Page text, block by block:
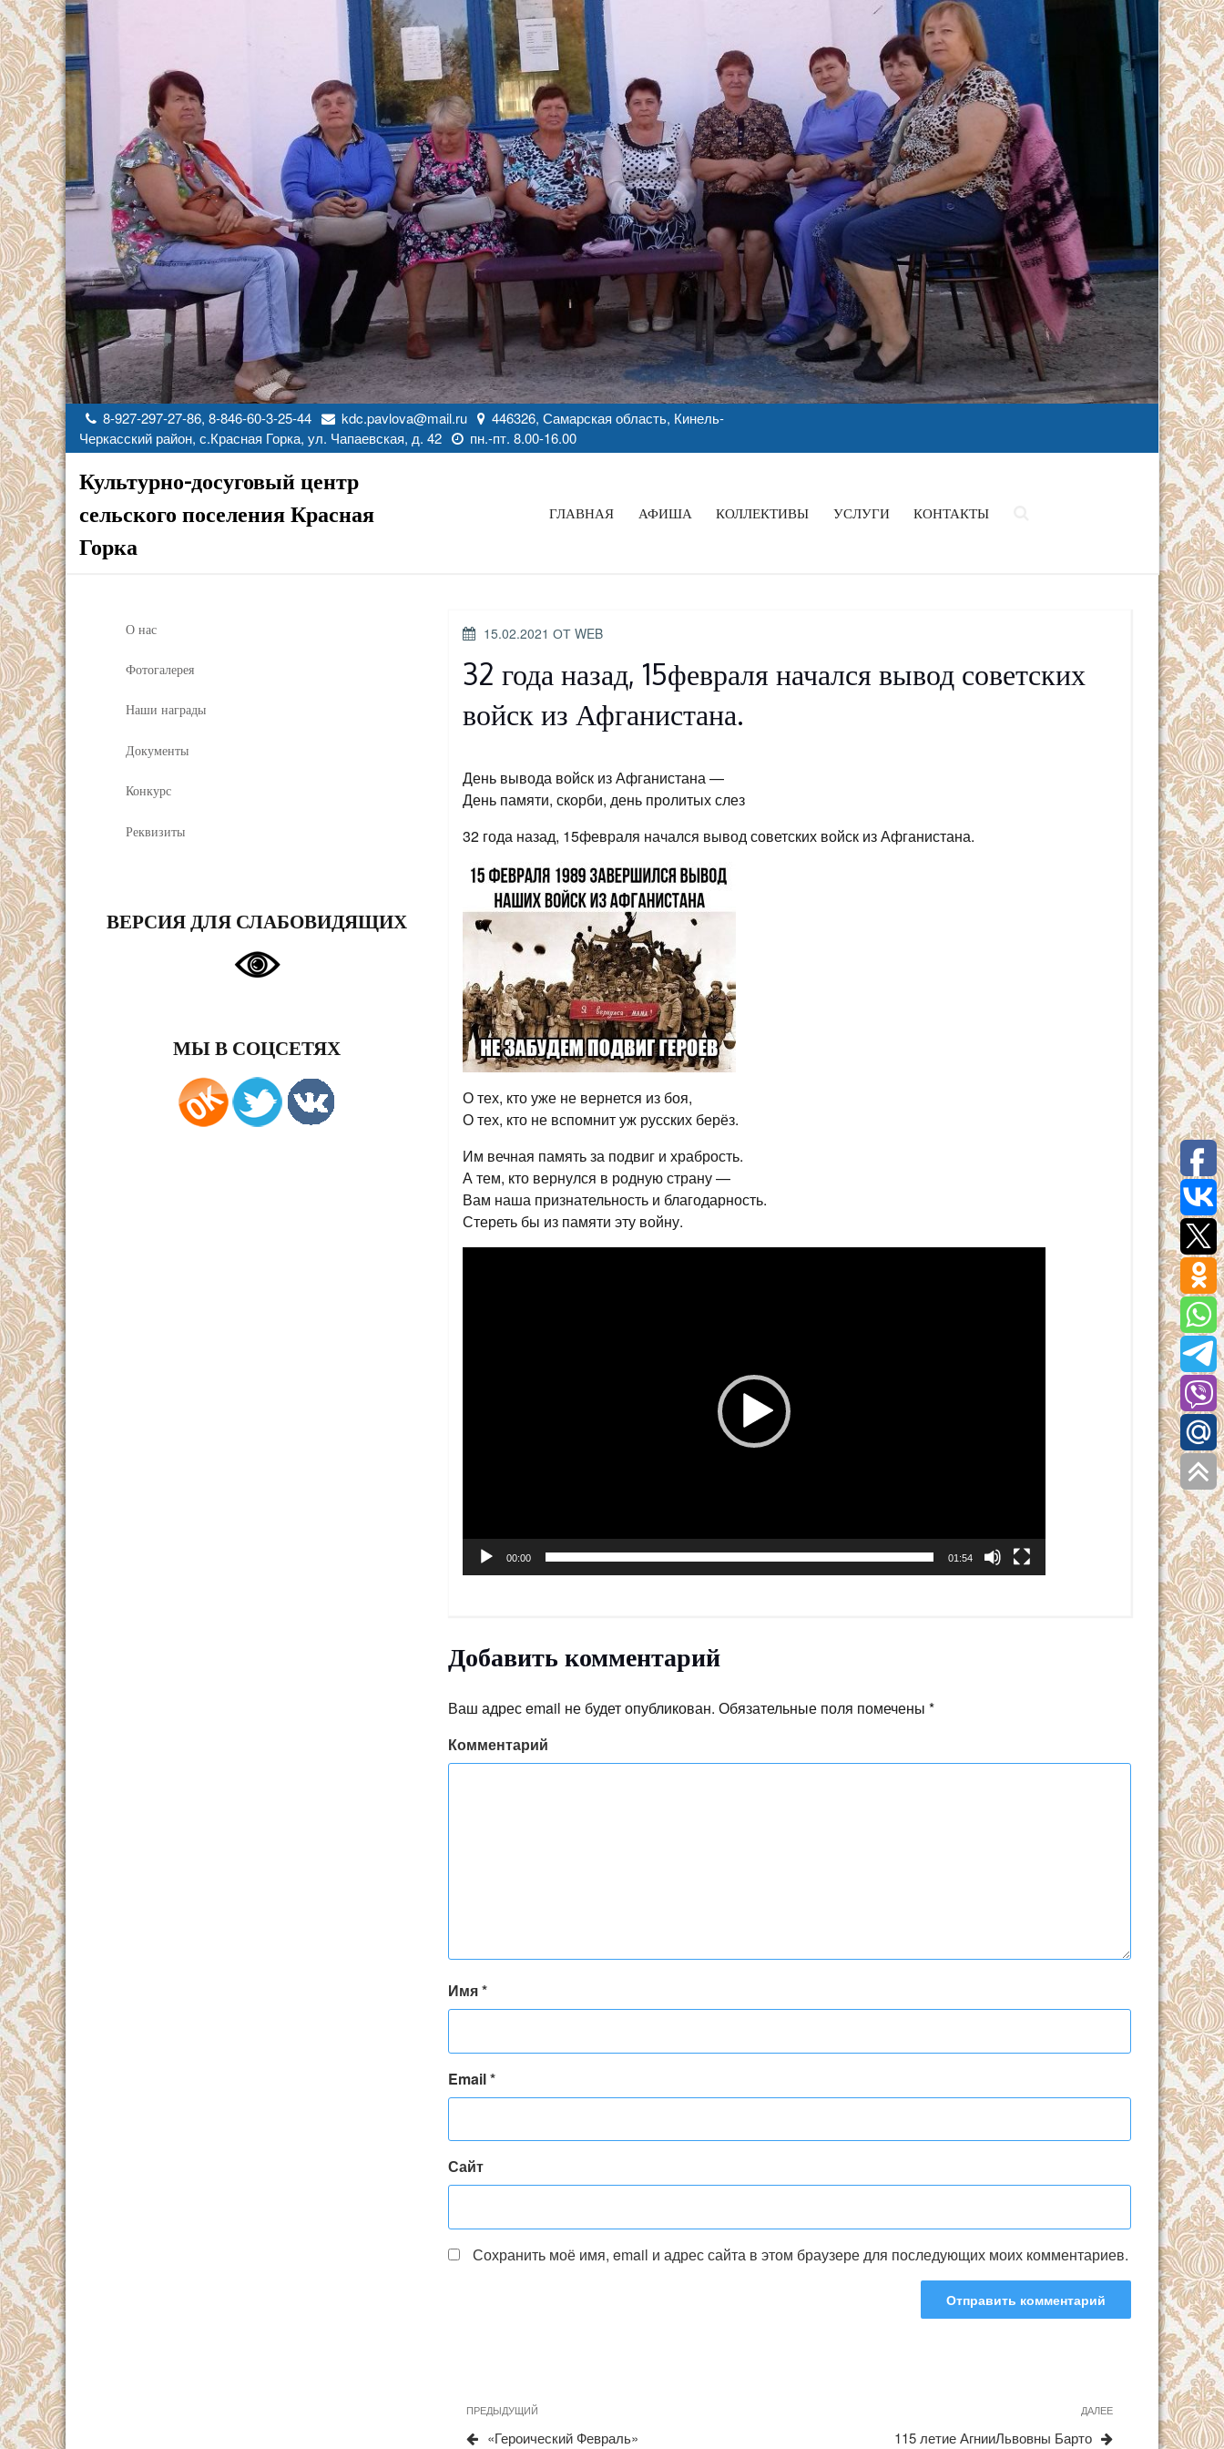
Перейти
к
содержимому
8-927-297-27-86, 8-846-60-3-25-44 kdc.pavlova@mail.ru
446326, Самарская область, Кинель-
Черкасский район, с.Красная Горка, ул. Чапаевская, д. 42
пн.-пт. 8.00-16.00
Культурно-досуговый центр
сельского поселения Красная
Горка
ГЛАВНАЯ АФИША КОЛЛЕКТИВЫ УСЛУГИ КОНТАКТЫ
О нас
Фотогалерея
Наши награды
Документы
Конкурс
Реквизиты
ВЕРСИЯ ДЛЯ СЛАБОВИДЯЩИХ
МЫ В СОЦСЕТЯХ
ОПУБЛИКОВАНО
15.02.2021 ОТ WEB
32 года назад, 15февраля начался вывод советских
войск из Афганистана.
День вывода войск из Афганистана —
День памяти, скорби, день пролитых слез
32 года назад, 15февраля начался вывод советских войск из Афганистана.
О тех, кто уже не вернется из боя,
О тех, кто не вспомнит уж русских берёз.
Им вечная память за подвиг и храбрость.
А тем, кто вернулся в родную страну —
Вам наша признательность и благодарность.
Стереть бы из памяти эту войну.
00:00 01:54
Добавить комментарий
Ваш адрес email не будет опубликован. Обязательные поля помечены *
Комментарий
Имя*
Email*
Сайт
Сохранить моё имя, email и адрес сайта в этом браузере для последующих моих комментариев.
Навигация
Предыдущая
запись
ПРЕДЫДУЩИЙ
«Героический Февраль»
Следующая
ДАЛЕЕ
115 летие АгнииЛьвовны Барто